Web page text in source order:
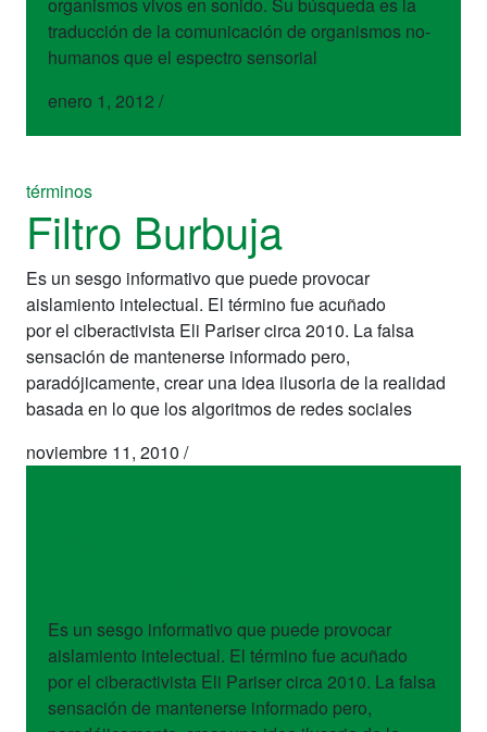
traducción de la comunicación de organismos no-
humanos que el espectro sensorial
enero 1, 2012 /
términos
Filtro Burbuja
Es un sesgo informativo que puede provocar
aislamiento intelectual. El término fue acuñado
por el ciberactivista Eli Pariser circa 2010. La falsa
sensación de mantenerse informado pero,
paradójicamente, crear una idea ilusoria de la realidad
basada en lo que los algoritmos de redes sociales
noviembre 11, 2010 /
Es un sesgo informativo que puede provocar
aislamiento intelectual. El término fue acuñado
por el ciberactivista Eli Pariser circa 2010. La falsa
sensación de mantenerse informado pero,